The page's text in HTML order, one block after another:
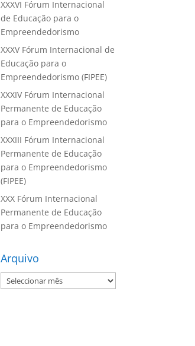
XXXVI Fórum Internacional
de Educação para o
Empreendedorismo
XXXV Fórum Internacional de
Educação para o
Empreendedorismo (FIPEE)
XXXIV Fórum Internacional
Permanente de Educação
para o Empreendedorismo
XXXIII Fórum Internacional
Permanente de Educação
para o Empreendedorismo
(FIPEE)
XXX Fórum Internacional
Permanente de Educação
para o Empreendedorismo
Arquivo
Arquivo